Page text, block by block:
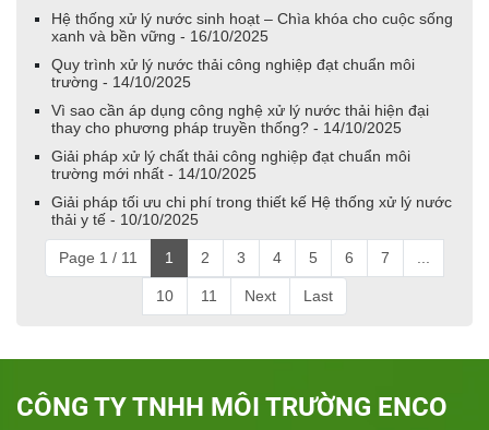
Hệ thống xử lý nước sinh hoạt – Chìa khóa cho cuộc sống
xanh và bền vững - 16/10/2025
Quy trình xử lý nước thải công nghiệp đạt chuẩn môi
trường - 14/10/2025
Vì sao cần áp dụng công nghệ xử lý nước thải hiện đại
thay cho phương pháp truyền thống? - 14/10/2025
Giải pháp xử lý chất thải công nghiệp đạt chuẩn môi
trường mới nhất - 14/10/2025
Giải pháp tối ưu chi phí trong thiết kế Hệ thống xử lý nước
thải y tế - 10/10/2025
Page 1 / 11 1 2 3 4 5 6 7
10 11 Next Last
CÔNG TY TNHH MÔI TRƯỜNG ENCO